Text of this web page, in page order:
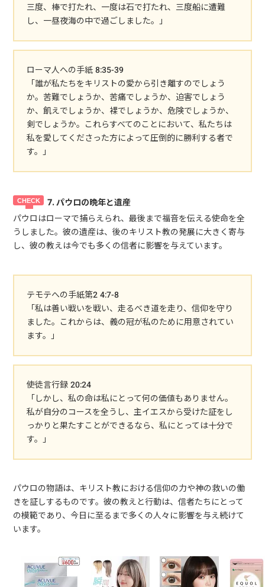
三度、棒で打たれ、一度は石で打たれ、三度船に遭難
し、一昼夜海の中で過ごしました。」
ローマ人への手紙 8:35-39
「誰が私たちをキリストの愛から引き離すのでしょう
か。苦難でしょうか、苦痛でしょうか、迫害でしょう
か、飢えでしょうか、裸でしょうか、危険でしょうか、
剣でしょうか。これらすべてのことにおいて、私たちは
私を愛してくださった方によって圧倒的に勝利する者で
す。」
7. パウロの晩年と遺産
パウロはローマで捕らえられ、最後まで福音を伝える使命を全
うしました。彼の遺産は、後のキリスト教の発展に大きく寄与
し、彼の教えは今でも多くの信者に影響を与えています。
テモテへの手紙第2 4:7-8
「私は善い戦いを戦い、走るべき道を走り、信仰を守り
ました。これからは、義の冠が私のために用意されてい
ます。」
使徒言行録 20:24
「しかし、私の命は私にとって何の価値もありません。
私が自分のコースを全うし、主イエスから受けた証をし
っかりと果たすことができるなら、私にとっては十分で
す。」
パウロの物語は、キリスト教における信仰の力や神の救いの働
きを証しするものです。彼の教えと行動は、信者たちにとって
の模範であり、今日に至るまで多くの人々に影響を与え続けて
います。